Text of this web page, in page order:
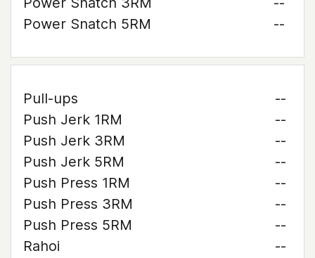
Power Snatch 5RM
--
Pull-ups
--
Push Jerk 1RM
--
Push Jerk 3RM
--
Push Jerk 5RM
--
Push Press 1RM
--
Push Press 3RM
--
Push Press 5RM
--
Rahoi
--